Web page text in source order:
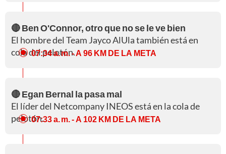
🔴 Ben O'Connor, otro que no se le ve bien
El hombre del Team Jayco AlUla también está en
cola del pelotón.
07:34 a. m.- A 96 KM DE LA META
🔴 Egan Bernal la pasa mal
El líder del Netcompany INEOS está en la cola de
pelotón.07:33 a. m.- A 102 KM DE LA META